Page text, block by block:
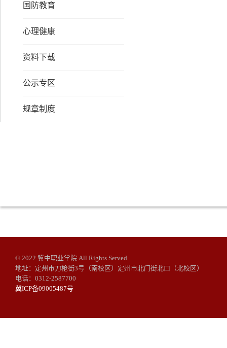
国防教育
心理健康
资料下载
公示专区
规章制度
© 2022 冀中职业学院 All Rights Served
地址：定州市刀枪街3号（南校区）定州市北门街北口（北校区）
电话：0312-2587700
冀ICP备09005487号